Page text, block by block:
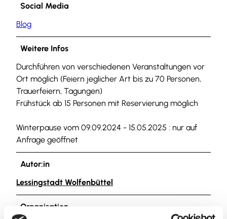
Social Media
Blog
Weitere Infos
Durchführen von verschiedenen Veranstaltungen vor
Ort möglich (Feiern jeglicher Art bis zu 70 Personen,
Trauerfeiern, Tagungen)
Frühstück ab 15 Personen mit Reservierung möglich
Winterpause vom 09.09.2024 - 15.05.2025 : nur auf
Anfrage geöffnet
Autor:in
Lessingstadt Wolfenbüttel
Organisation